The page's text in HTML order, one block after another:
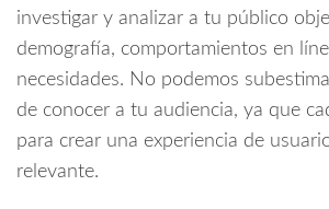
investigar y analizar a tu público
demografía, comportamientos en
necesidades. No podemos
de conocer a tu audiencia, ya que
para crear una experiencia de
relevante.